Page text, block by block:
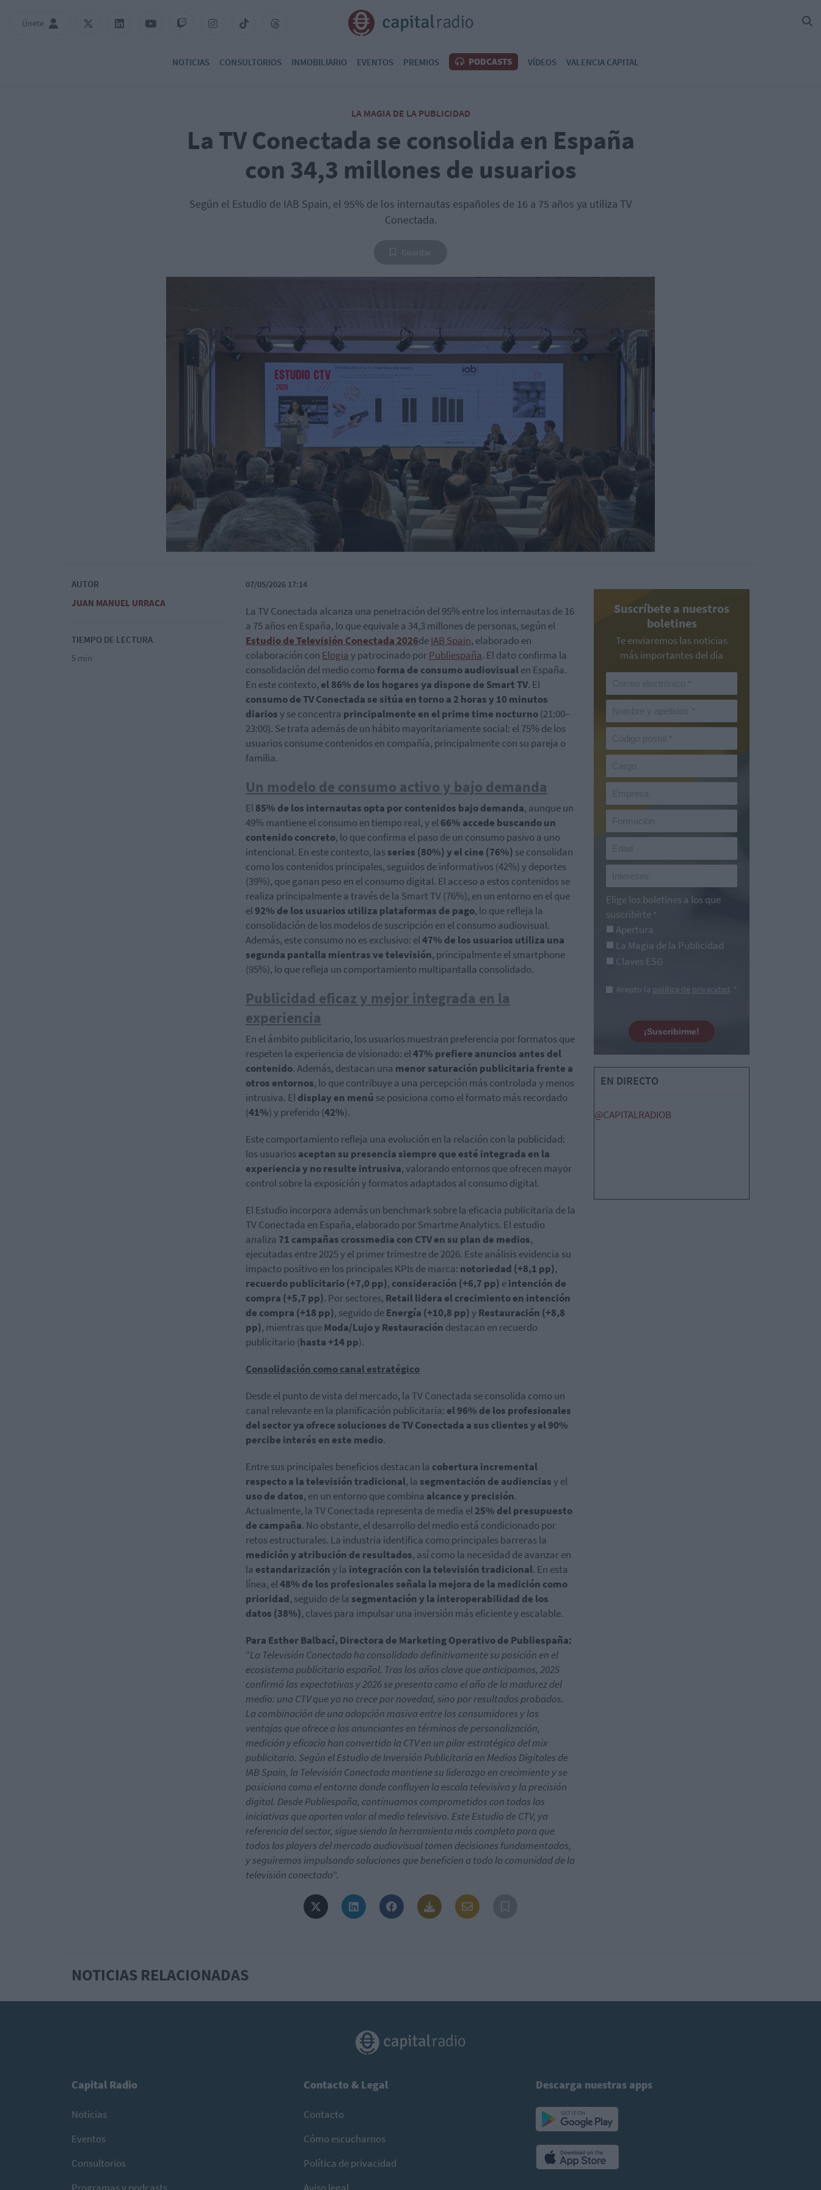
Únete
NOTICIAS CONSULTORIOS INMOBILIARIO EVENTOS PREMIOS PODCASTS VÍDEOS VALENCIA CAPITAL
LA MAGIA DE LA PUBLICIDAD
La TV Conectada se consolida en España
con 34,3 millones de usuarios
Según el Estudio de IAB Spain, el 95% de los internautas españoles de 16 a 75 años ya utiliza TV
Conectada.
AUTOR
JUAN MANUEL URRACA
TIEMPO DE LECTURA
5 min
07/05/2026 17:14
La TV Conectada alcanza una penetración del 95% entre los internautas de 16
a 75 años en España, lo que equivale a 34,3 millones de personas, según el
Estudio de Televisión Conectada 2026deIAB Spain, elaborado en
colaboración con Elogia y patrocinado porPubliespaña. El dato confirma la
consolidación del medio comoforma de consumo audiovisualen España.
En este contexto, el 86% de los hogares ya dispone de Smart TV. El
consumo de TV Conectada se sitúa en torno a 2 horas y 10 minutos
diariosy se concentra principalmente en el prime time nocturno(21:00–
23:00). Se trata además de un hábito mayoritariamente social: el 75% de los
usuarios consume contenidos en compañía, principalmente con su pareja o
familia.
Un modelo de consumo activo y bajo demanda
El85% de los internautas opta por contenidos bajo demanda, aunque un
49% mantiene el consumo en tiempo real, y el66% accede buscando un
contenido concreto, lo que confirma el paso de un consumo pasivo a uno
intencional. En este contexto, lasseries (80%) y el cine (76%) se consolidan
como los contenidos principales, seguidos de informativos (42%) y deportes
(39%), que ganan peso en el consumo digital. El acceso a estos contenidos se
realiza principalmente a través de la Smart TV (76%), en un entorno en el que
el92% de los usuarios utiliza plataformas de pago, lo que refleja la
consolidación de los modelos de suscripción en el consumo audiovisual.
Además, este consumo no es exclusivo: el47% de los usuarios utiliza una
segunda pantalla mientras ve televisión, principalmente el smartphone
(95%), lo que refleja un comportamiento multipantalla consolidado.
Publicidad eficaz y mejor integrada en la
experiencia
En el ámbito publicitario, los usuarios muestran preferencia por formatos que
respeten la experiencia de visionado: el47% prefiere anuncios antes del
contenido. Además, destacan una menor saturación publicitaria frente a
otros entornos, lo que contribuye a una percepción más controlada y menos
intrusiva. Eldisplay en menú se posiciona como el formato más recordado
(41%) y preferido (42%).
Este comportamiento refleja una evolución en la relación con la publicidad:
los usuariosaceptan su presencia siempre que esté integrada en la
experiencia y no resulte intrusiva, valorando entornos que ofrecen mayor
control sobre la exposición y formatos adaptados al consumo digital.
El Estudio incorpora además un benchmark sobre la eficacia publicitaria de la
TV Conectada en España, elaborado por Smartme Analytics. El estudio
analiza 71 campañas crossmedia con CTV en su plan de medios,
ejecutadas entre 2025 y el primer trimestre de 2026. Este análisis evidencia su
impacto positivo en los principales KPIs de marca: notoriedad (+8,1 pp),
recuerdo publicitario (+7,0 pp), consideración (+6,7 pp) eintención de
compra (+5,7 pp). Por sectores, Retail lidera el crecimiento en intención
de compra (+18 pp), seguido deEnergía (+10,8 pp)yRestauración (+8,8
pp), mientras queModa/Lujo y Restauración destacan en recuerdo
publicitario (hasta +14 pp).
Consolidación como canal estratégico
Desde el punto de vista del mercado, la TV Conectada se consolida como un
canal relevante en la planificación publicitaria: el 96% de los profesionales
del sector ya ofrece soluciones de TV Conectada a sus clientes y el 90%
percibe interés en este medio.
Entre sus principales beneficios destacan la cobertura incremental
respecto a la televisión tradicional, la segmentación de audienciasy el
uso de datos, en un entorno que combina alcance y precisión.
Actualmente, la TV Conectada representa de media el25% del presupuesto
de campaña. No obstante, el desarrollo del medio está condicionado por
retos estructurales. La industria identifica como principales barreras la
medición y atribución de resultados, así como la necesidad de avanzar en
la estandarizacióny la integración con la televisión tradicional. En esta
línea, el48% de los profesionales señala la mejora de la medición como
prioridad, seguido de la segmentación y la interoperabilidad de los
datos (38%), claves para impulsar una inversión más eficiente y escalable.
Para Esther Balbací, Directora de Marketing Operativo de Publiespaña:
“La Televisión Conectada ha consolidado definitivamente su posición en el
ecosistema publicitario español. Tras los años clave que anticipamos, 2025
confirmó las expectativas y 2026 se presenta como el año de la madurez del
medio: una CTV que ya no crece por novedad, sino por resultados probados.
La combinación de una adopción masiva entre los consumidores y las
ventajas que ofrece a los anunciantes en términos de personalización,
medición y eficacia han convertido la CTV en un pilar estratégico del mix
publicitario. Según el Estudio de Inversión Publicitaria en Medios Digitales de
IAB Spain, la Televisión Conectada mantiene su liderazgo en crecimiento y se
posiciona como el entorno donde confluyen la escala televisiva y la precisión
digital. Desde Publiespaña, continuamos comprometidos con todas las
iniciativas que aporten valor al medio televisivo. Este Estudio de CTV, ya
referencia del sector, sigue siendo la herramienta más completa para que
todos los players del mercado audiovisual tomen decisiones fundamentadas,
y seguiremos impulsando soluciones que beneficien a toda la comunidad de la
televisión conectada”.
Suscríbete a nuestros
boletines
Te enviaremos las noticias
más importantes del día
Elige los boletines a los que
suscribirte *
Apertura
La Magia de la Publicidad
Claves ESG
Acepto la política de privacidad. *
¡Suscribirme!
EN DIRECTO
@CAPITALRADIOB
NOTICIAS RELACIONADAS
Capital Radio
Noticias
Eventos
Consultorios
Contacto & Legal
Contacto
Cómo escucharnos
Política de privacidad
Descarga nuestras apps